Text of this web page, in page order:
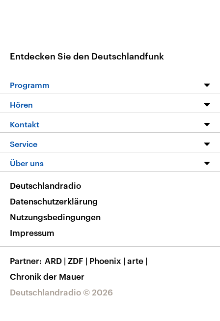
Entdecken Sie den Deutschlandfunk
Programm
Die Nachrichten
Nachrichtenleicht
Neue Beiträge auf dlf.de
Hören
Livestream
Podcasts
Deutschlandfunk App
Nachrichten App
Frequenzen
Kontakt
Service
FAQ
Veranstaltungen
Musikliste
RSS
Über uns
Barrierefreiheit
Deutschlandradio © 2026
Deutschlandradio
Datenschutzerklärung
Nutzungsbedingungen
Impressum
Partner ARD | ZDF | Phoenix | arte |
Chronik der Mauer